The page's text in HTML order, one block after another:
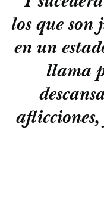
los que son
en un
llama